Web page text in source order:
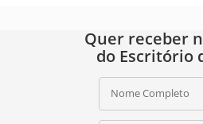
Quer receber
do Escritório
Nome Completo